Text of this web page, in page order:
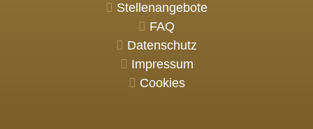
Stellenangebote
FAQ
Datenschutz
Impressum
Cookies